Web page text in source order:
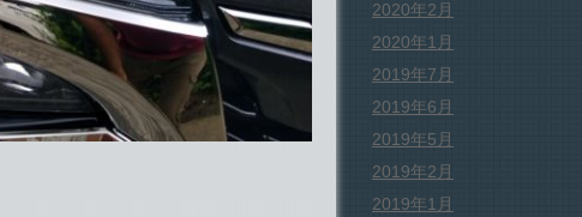
2020年2月
2020年1月
2019年7月
2019年6月
2019年5月
2019年2月
2019年1月